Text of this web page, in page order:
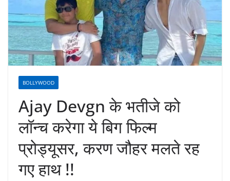
BOLLYWOOD
Ajay Devgn के भतीजे को
लॉन्च करेगा ये बिग फिल्म
प्रोड्यूसर, करण जौहर मलते रह
गए हाथ !!